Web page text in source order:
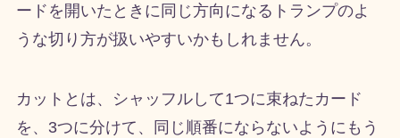
ードを開いたときに同じ方向になるトランプのよ
うな切り方が扱いやすいかもしれません。
カットとは、シャッフルして1つに束ねたカード
を、3つに分けて、同じ順番にならないようにもう